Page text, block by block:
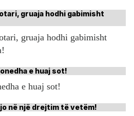
gruaja hodhi gabimisht
e huaj sot!